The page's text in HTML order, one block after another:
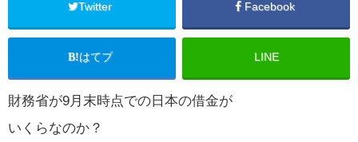
Twitter Facebook
はてブ LINE
財務省が9月末時点での日本の借金が
いくらなのか？